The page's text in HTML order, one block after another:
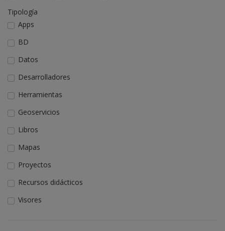
Tipología
Apps
BD
Datos
Desarrolladores
Herramientas
Geoservicios
Libros
Mapas
Proyectos
Recursos didácticos
Visores